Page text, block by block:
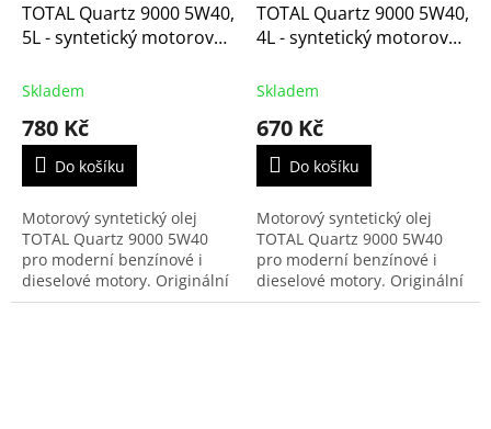
TOTAL Quartz 9000 5W40,
5L - syntetický motorový
Skladem
780 Kč
Do košíku
Motorový syntetický olej
TOTAL Quartz 9000 5W40
pro moderní benzínové i
dieselové motory. Originální
olej přímo doporučovaný
TOTAL Quartz 9000 5W40,
4L - syntetický motorový
Skladem
670 Kč
Do košíku
Motorový syntetický olej
TOTAL Quartz 9000 5W40
pro moderní benzínové i
dieselové motory. Originální
olej přímo doporučovaný